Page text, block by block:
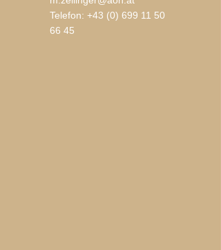
Telefon: +43 (0) 699 11 50
66 45